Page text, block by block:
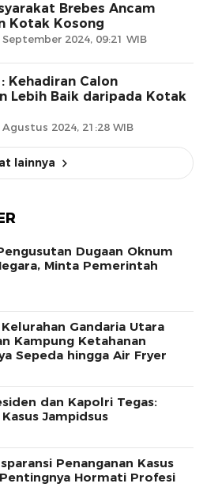
Brebes Ancam
Kotak Kosong
September 2024, 09:21 WIB
Kehadiran Calon
Lebih Baik daripada Kotak
Agustus 2024, 21:28 WIB
lainnya
Dugaan Oknum
Minta Pemerintah
Gandaria Utara
Kampung Ketahanan
Sepeda hingga Air Fryer
dan Kapolri Tegas:
Jampidsus
Penanganan Kasus
Hormati Profesi